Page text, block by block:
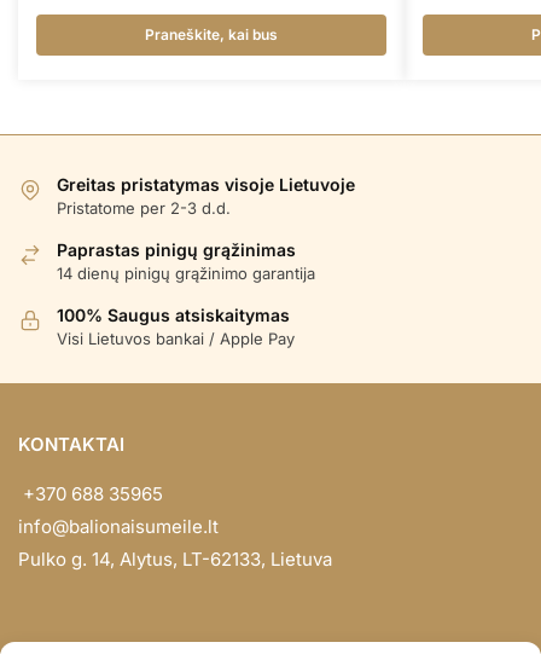
Praneškite, kai bus
Greitas pristatymas visoje Lietuvoje
Pristatome per 2-3 d.d.
Paprastas pinigų grąžinimas
14 dienų pinigų grąžinimo garantija
100% Saugus atsiskaitymas
Visi Lietuvos bankai / Apple Pay
KONTAKTAI
+370 688 35965
info@balionaisumeile.lt
Pulko g. 14, Alytus, LT-62133, Lietuva